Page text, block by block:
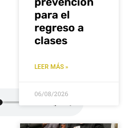
para el
regreso a
clases
LEER MÁS »
06/08/2026